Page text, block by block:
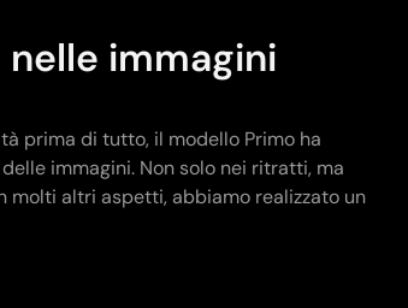
immagini
prima di tutto, il modello Primo ha
immagini. Non solo nei ritratti, ma
molti altri aspetti, abbiamo realizzato un